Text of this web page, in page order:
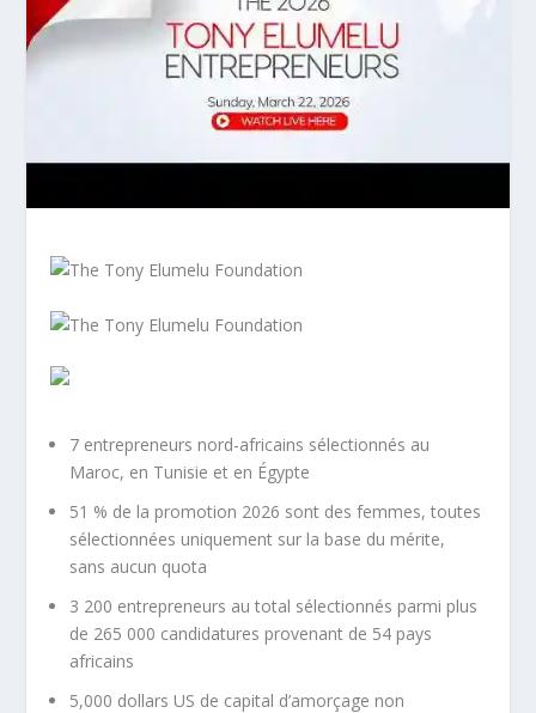
7 entrepreneurs nord-africains sélectionnés au
Maroc, en Tunisie et en Égypte
51 % de la promotion 2026 sont des femmes, toutes
sélectionnées uniquement sur la base du mérite,
sans aucun quota
3 200 entrepreneurs au total sélectionnés parmi plus
de 265 000 candidatures provenant de 54 pays
africains
5,000 dollars US de capital d’amorçage non